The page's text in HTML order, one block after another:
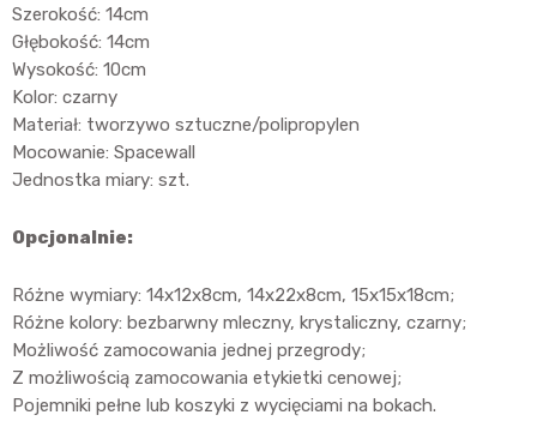
Szerokość: 14cm
Głębokość: 14cm
Wysokość: 10cm
Kolor: czarny
Materiał: tworzywo sztuczne/polipropylen
Mocowanie: Spacewall
Jednostka miary: szt.
Opcjonalnie:
Różne wymiary: 14x12x8cm, 14x22x8cm, 15x15x18cm;
Różne kolory: bezbarwny mleczny, krystaliczny, czarny;
Możliwość zamocowania jednej przegrody;
Z możliwością zamocowania etykietki cenowej;
Pojemniki pełne lub koszyki z wycięciami na bokach.